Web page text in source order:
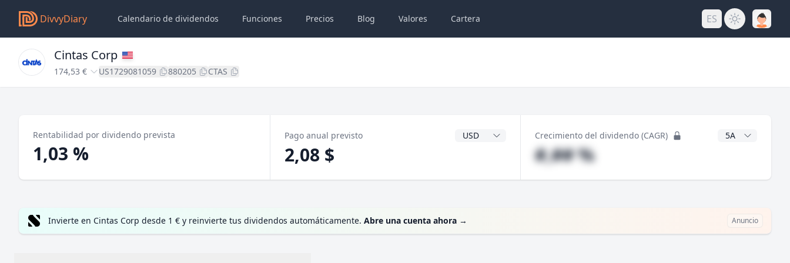
DivvyDiary Calendario de dividendos Funciones Precios Blog Valores Cartera ES
Cintas Corp
174,53 € US1729081059 880205 CTAS
Rentabilidad por dividendo prevista
1,03 %
Pago anual previsto Divisa del dividendo
2,08 $
Crecimiento del dividendo (CAGR) Años CAGR
#,## %
Invierte en Cintas Corp desde 1 € y reinvierte tus dividendos automáticamente. Abre una cuenta ahora → Anuncio